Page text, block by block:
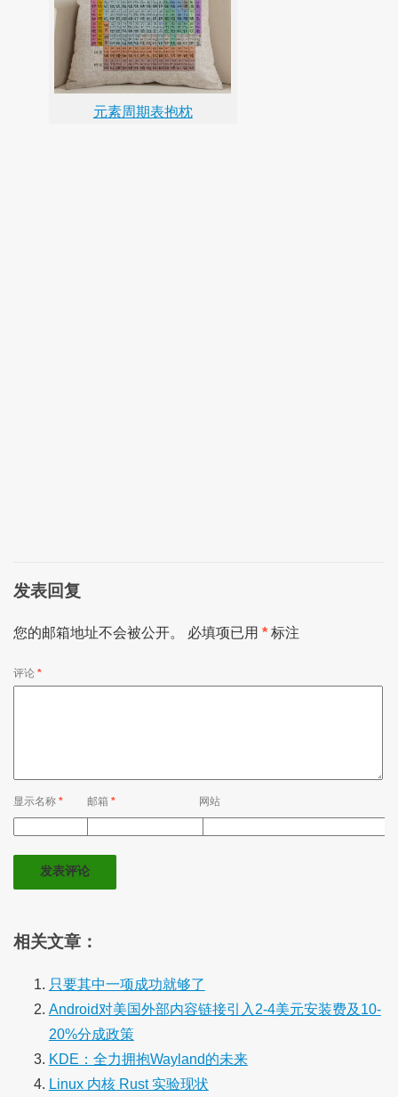
元素周期表抱枕
发表回复
您的邮箱地址不会被公开。 必填项已用 *标注
评论 *
显示名称 * 网站
邮箱*
相关文章：
只要其中一项成功就够了
Android对美国外部内容链接引入2-4美元安装费及10-
20%分成政策
KDE：全力拥抱Wayland的未来
Linux 内核 Rust 实验现状